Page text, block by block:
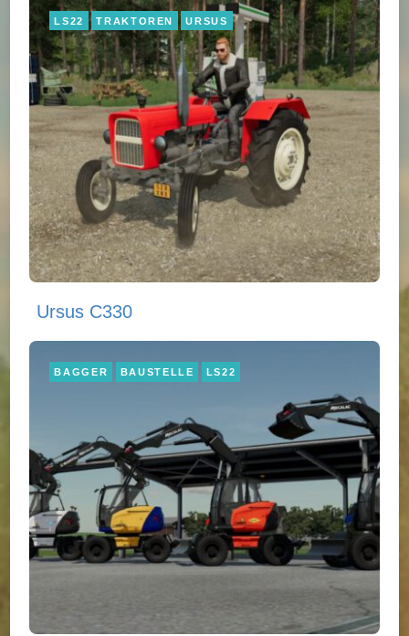
LS22 TRAKTOREN URSUS
Ursus C330
BAGGER BAUSTELLE LS22